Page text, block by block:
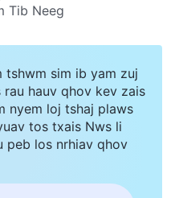
Tib Neeg
tshwm sim ib yam zuj
hauv qhov kev zais
nyem loj tshaj plaws
tos txais Nws li
peb los nrhiav qhov